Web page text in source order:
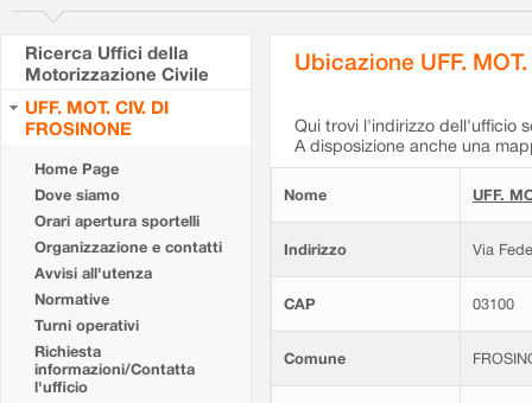
Ricerca Uffici della
Motorizzazione Civile
UFF. MOT. CIV. DI
FROSINONE
Home Page
Dove siamo
Orari apertura sportelli
Organizzazione e contatti
Avvisi all'utenza
Normative
Turni operativi
Richiesta
informazioni/Contatta
l'ufficio
Ubicazione UFF.
Qui trovi l'indirizzo dell'ufficio
A disposizione anche una
Nome UFF.
Indirizzo Via
CAP 03100
Comune